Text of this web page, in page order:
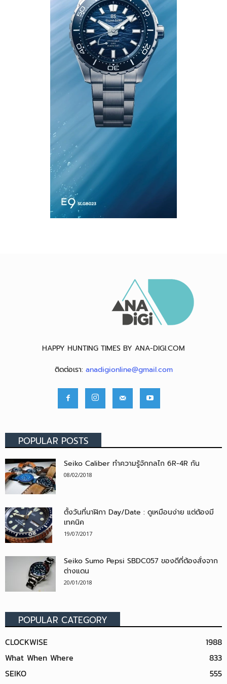
HAPPY HUNTING TIMES BY ANA-DIGI.COM
ติดต่อเรา: anadigionline@gmail.com
POPULAR POSTS
Seiko Caliber ทำความรู้จักกลไก 6R-4R กัน
08/02/2018
ตั้งวันที่นาฬิกา Day/Date : ดูเหมือนง่าย แต่ต้องมี
เทคนิค
19/07/2017
Seiko Sumo Pepsi SBDC057 ของดีที่ต้องสั่งจาก
ต่างแดน
20/01/2018
POPULAR CATEGORY
CLOCKWISE
1988
What When Where
833
SEIKO
555